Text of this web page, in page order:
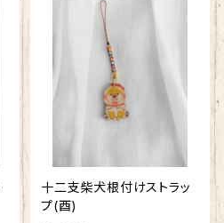
十二支柴犬根付けストラッ
プ(酉)